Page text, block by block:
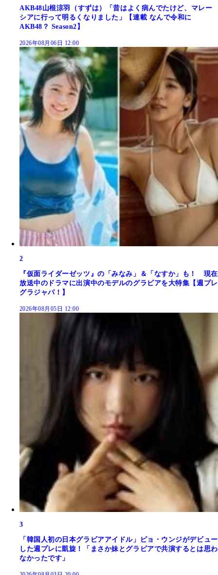
AKB48山根涼羽（すずは）「昔はよく病んでたけど、マレー
シアに行って明るくなりました」【連載 なんで令和に
AKB48？ Season2】
2026年08月06日 12:00
2
『仮面ライダーゼッツ』の「みなみ」＆「なすか」も！ 現在
放送中のドラマに出演中のモデルのグラビアを大特集【週プレ
グラジャパ！】
2026年08月05日 12:00
3
「韓国人初の日本グラビアアイドル」ピョ・ウンジがデビュー
した週プレに凱旋！「まさか妹とグラビアで共演するとは思わ
なかったです」